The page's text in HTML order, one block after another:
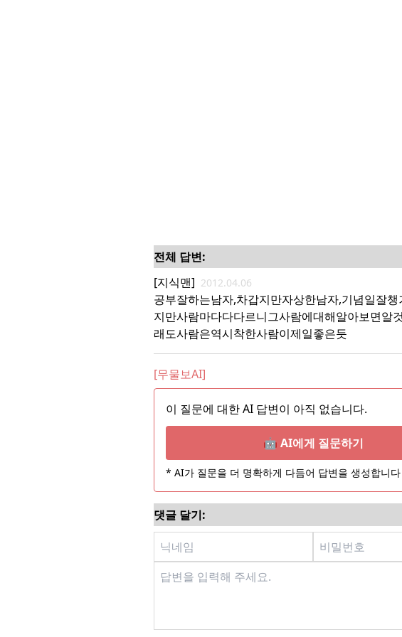
전체 답변:
[지식맨] 2012.04.06
공부잘하는남자,차갑지만자상한남자,기념일잘
지만사람마다다다르니그사람에대해알아보면알
래도사람은역시착한사람이제일좋은듯
[무물보AI]
이 질문에 대한 AI 답변이 아직 없습니다.
🤖 AI에게 질문하기
* AI가 질문을 더 명확하게 다듬어 답변을 생성합니다
댓글 달기: